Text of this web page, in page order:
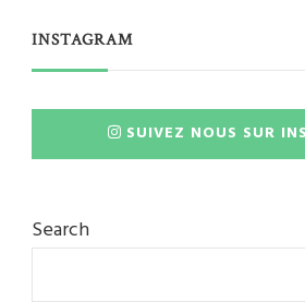
INSTAGRAM
SUIVEZ NOUS SUR
Search